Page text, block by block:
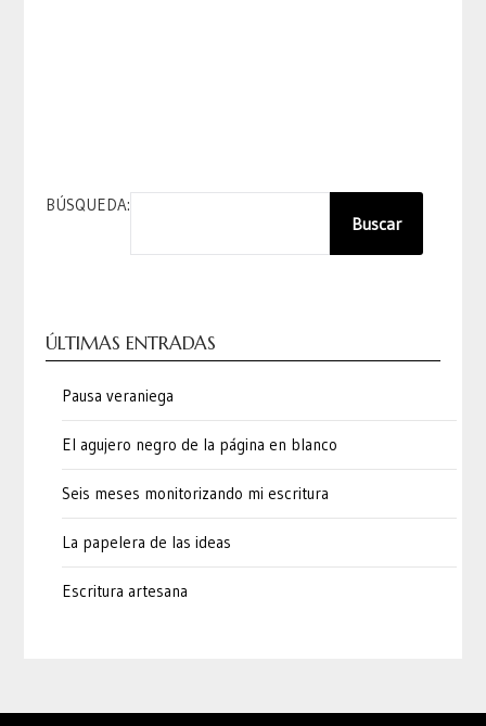
BÚSQUEDA:
Buscar
ÚLTIMAS ENTRADAS
Pausa veraniega
El agujero negro de la página en blanco
Seis meses monitorizando mi escritura
La papelera de las ideas
Escritura artesana